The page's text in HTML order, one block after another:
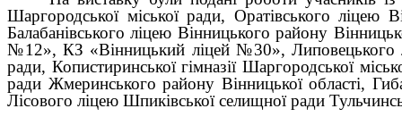
Шаргородської міської ради, Оратівського ліцею
Балабанівського ліцею Вінницького району
№12», КЗ «Вінницький ліцей №30», Липовецького
ради, Копистиринської гімназії Шаргородської
ради Жмеринського району Вінницької області,
Лісового ліцею Шпиківської селищної ради